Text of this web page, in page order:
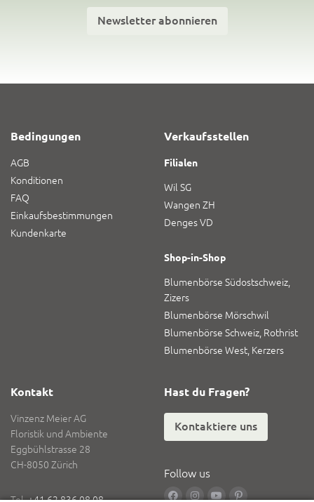
Newsletter abonnieren
Bedingungen
AGB
Konditionen
FAQ
Einkaufsbestimmungen
Kundenkarte
Verkaufsstellen
Filialen
Wil SG
Wangen ZH
Denges VD
Shop-in-Shop
Blumenbörse Südostschweiz,
Zizers
Blumenbörse Mörschwil
Blumenbörse Schweiz, Rothrist
Blumenbörse West, Kerzers
Kontakt
Vinzenz Meier AG
Floristik und Ambiente
Eggbühlstrasse 28
CH-8050 Zürich
Hast du Fragen?
Kontaktiere uns
Follow us